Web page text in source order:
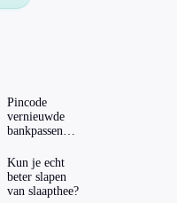
Pincode
vernieuwde
bankpassen
ING-app: is dat
wel veilig?
Kun je echt
beter slapen
van slaapthee?